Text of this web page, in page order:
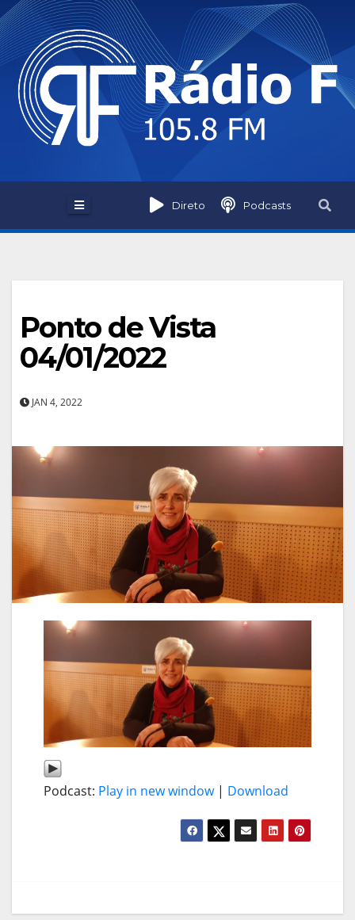
Skip
to
content
Direto Podcasts
Ponto de Vista
04/01/2022
JAN 4, 2022
Podcast: Play in new window| Download